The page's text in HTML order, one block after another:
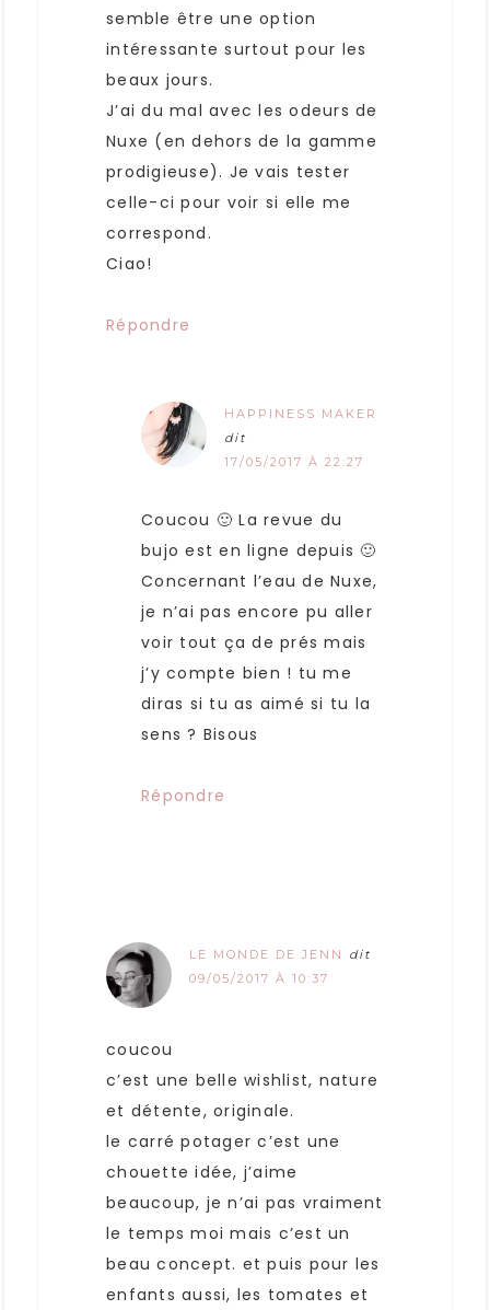
semble être une option
intéressante surtout pour les
beaux jours.
J’ai du mal avec les odeurs de
Nuxe (en dehors de la gamme
prodigieuse). Je vais tester
celle-ci pour voir si elle me
correspond.
Ciao!
Répondre
HAPPINESS MAKER
dit
17/05/2017 À 22:27
Coucou 🙂 La revue du
bujo est en ligne depuis 🙂
Concernant l’eau de Nuxe,
je n’ai pas encore pu aller
voir tout ça de prés mais
j’y compte bien ! tu me
diras si tu as aimé si tu la
sens ? Bisous
Répondre
LE MONDE DE JENN
dit
09/05/2017 À 10:37
coucou
c’est une belle wishlist, nature
et détente, originale.
le carré potager c’est une
chouette idée, j’aime
beaucoup, je n’ai pas vraiment
le temps moi mais c’est un
beau concept. et puis pour les
enfants aussi, les tomates et